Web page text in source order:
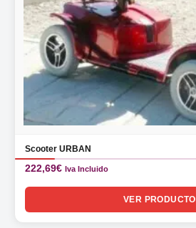
Scooter URBAN
222,69€ Iva Incluido
VER PRODUCTO